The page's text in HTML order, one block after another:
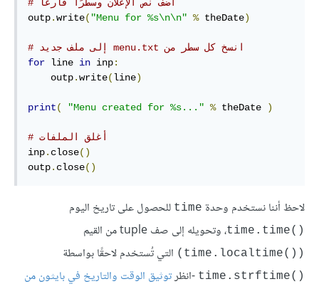
# أضف نص الإعلان وسطرًا فارغًا
outp.write( "Menu for %s\n\n" % theDate)
for line in inp:
    outp
.write(line)
print( "Menu created for %s..." % theDate )
# أغلق الملفات
inp. close()
outp. close()
لاحظ أننا نستخدم وحدة time للحصول على تاريخ اليوم
time.time()‎، وتحويله إلى صف tuple من القيم
‎(time.localtime())‎ التي تُستخدم لاحقًا بواسطة
time.strftime()‎ -انظرتوثيق الوقت والتاريخ في بايثون من